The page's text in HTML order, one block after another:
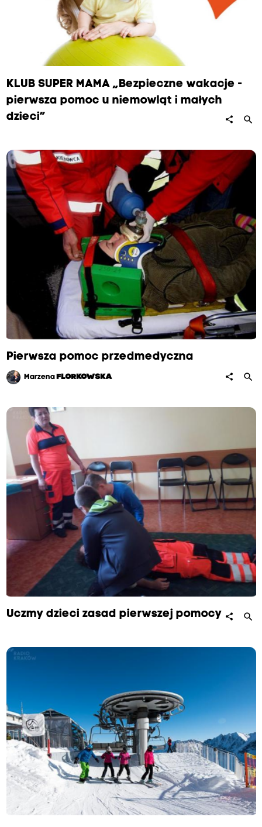
KLUB SUPER MAMA „Bezpieczne wakacje -
pierwsza pomoc u niemowląt i małych
dzieci”
share search
Pierwsza pomoc przedmedyczna
Marzena FLORKOWSKA share search
Uczmy dzieci zasad pierwszej pomocy share search